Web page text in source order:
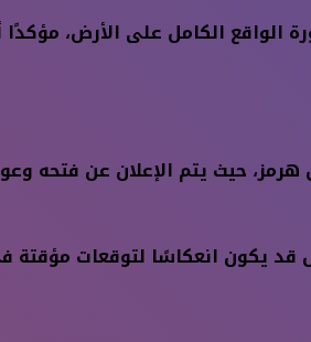
الكامل على الأرض، مؤكدًا
حيث يتم الإعلان عن فتحه